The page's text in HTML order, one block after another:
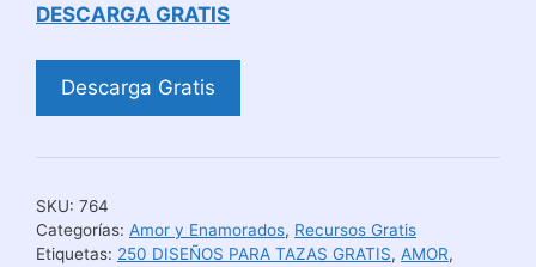
DESCARGA GRATIS
Descarga Gratis
SKU: 764
Categorías: Amor y Enamorados, Recursos Gratis
Etiquetas: 250 DISEÑOS PARA TAZAS GRATIS, AMOR,